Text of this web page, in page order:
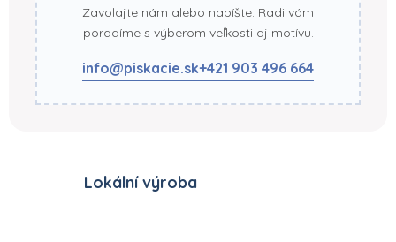
Zavolajte nám alebo napíšte. Radi vám
poradíme s výberom veľkosti aj motívu.
info@piskacie.sk+421 903 496 664
Lokální výroba